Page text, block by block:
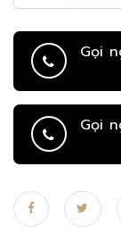
Gọi
Gọi